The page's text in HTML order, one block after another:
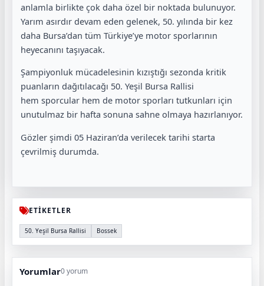
anlamla birlikte çok daha özel bir noktada bulunuyor.
Yarım asırdır devam eden gelenek, 50. yılında bir kez
daha Bursa’dan tüm Türkiye’ye motor sporlarının
heyecanını taşıyacak.
Şampiyonluk mücadelesinin kızıştığı sezonda kritik
puanların dağıtılacağı 50. Yeşil Bursa Rallisi
hem sporcular hem de motor sporları tutkunları için
unutulmaz bir hafta sonuna sahne olmaya hazırlanıyor.
Gözler şimdi 05 Haziran’da verilecek tarihi starta
çevrilmiş durumda.
ETİKETLER
50. Yeşil Bursa Rallisi Bossek
Yorumlar0 yorum